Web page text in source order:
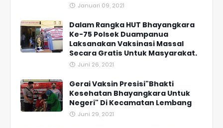
Januari 09, 2021
Dalam Rangka HUT Bhayangkara
Ke-75 Polsek Duampanua
Laksanakan Vaksinasi Massal
Secara Gratis Untuk Masyarakat.
Juni 26, 2021
Gerai Vaksin Presisi"Bhakti
Kesehatan Bhayangkara Untuk
Negeri" Di Kecamatan Lembang
Juni 29, 2021